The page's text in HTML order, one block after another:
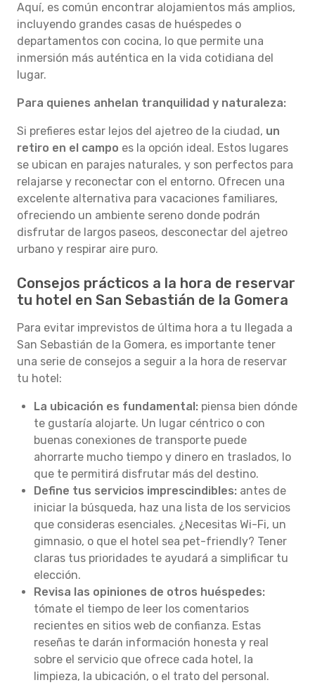
Aquí, es común encontrar alojamientos más amplios,
incluyendo grandes casas de huéspedes o
departamentos con cocina, lo que permite una
inmersión más auténtica en la vida cotidiana del
lugar.
Para quienes anhelan tranquilidad y naturaleza:
Si prefieres estar lejos del ajetreo de la ciudad, un
retiro en el campo es la opción ideal. Estos lugares
se ubican en parajes naturales, y son perfectos para
relajarse y reconectar con el entorno. Ofrecen una
excelente alternativa para vacaciones familiares,
ofreciendo un ambiente sereno donde podrán
disfrutar de largos paseos, desconectar del ajetreo
urbano y respirar aire puro.
Consejos prácticos a la hora de reservar
tu hotel en San Sebastián de la Gomera
Para evitar imprevistos de última hora a tu llegada a
San Sebastián de la Gomera, es importante tener
una serie de consejos a seguir a la hora de reservar
tu hotel:
La ubicación es fundamental: piensa bien dónde
te gustaría alojarte. Un lugar céntrico o con
buenas conexiones de transporte puede
ahorrarte mucho tiempo y dinero en traslados, lo
que te permitirá disfrutar más del destino.
Define tus servicios imprescindibles: antes de
iniciar la búsqueda, haz una lista de los servicios
que consideras esenciales. ¿Necesitas Wi-Fi, un
gimnasio, o que el hotel sea pet-friendly? Tener
claras tus prioridades te ayudará a simplificar tu
elección.
Revisa las opiniones de otros huéspedes:
tómate el tiempo de leer los comentarios
recientes en sitios web de confianza. Estas
reseñas te darán información honesta y real
sobre el servicio que ofrece cada hotel, la
limpieza, la ubicación, o el trato del personal.